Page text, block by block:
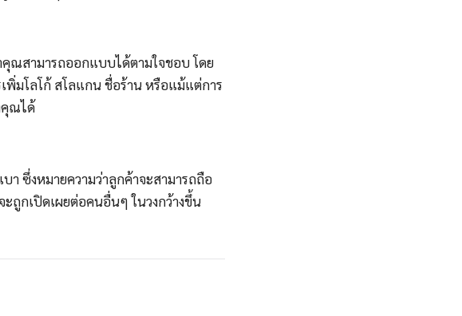
ณสามารถออกแบบได้ตามใจชอบ โดย
พิ่มโลโก้ สโลแกน ชื่อร้าน หรือแม้แต่การ
คุณได้
ซึ่งหมายความว่าลูกค้าจะสามารถถือ
ถูกเปิดเผยต่อคนอื่นๆ ในวงกว้างขึ้น